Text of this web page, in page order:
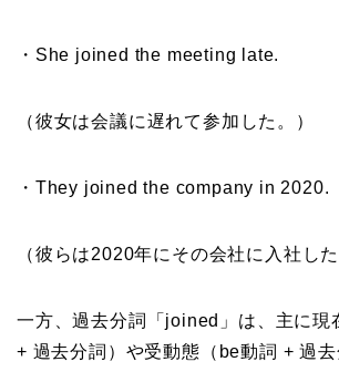
・She joined the meeting late.
（彼女は会議に遅れて参加した。）
・They joined the company in 2020.
（彼らは2020年にその会社に入社した
一方、過去分詞「joined」は、主に現
+ 過去分詞）や受動態（be動詞 + 過